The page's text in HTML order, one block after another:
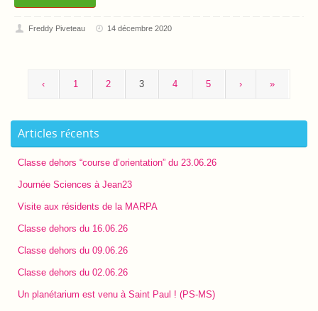
Freddy Piveteau 14 décembre 2020
‹ 1 2 3 4 5 › »
Articles récents
Classe dehors “course d’orientation” du 23.06.26
Journée Sciences à Jean23
Visite aux résidents de la MARPA
Classe dehors du 16.06.26
Classe dehors du 09.06.26
Classe dehors du 02.06.26
Un planétarium est venu à Saint Paul ! (PS-MS)